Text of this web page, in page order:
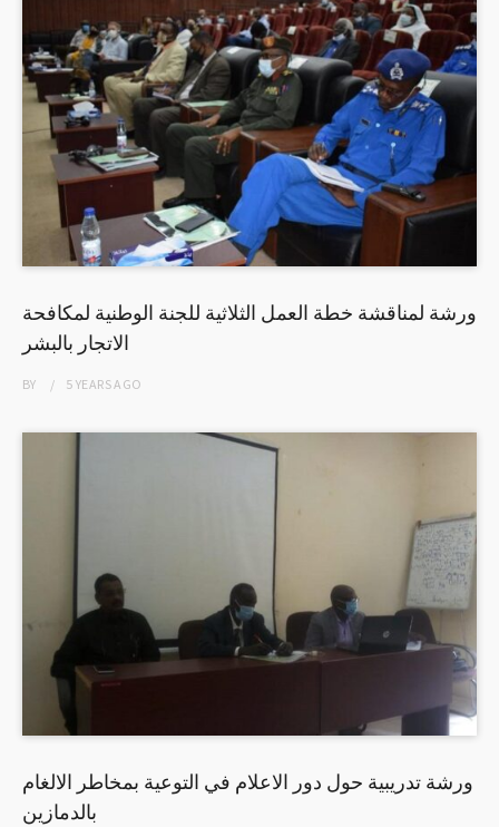
ورشة لمناقشة خطة العمل الثلاثية للجنة الوطنية لمكافحة
الاتجار بالبشر
BY 5 YEARSAGO
ورشة تدريبية حول دور الاعلام في التوعية بمخاطر الالغام
بالدمازين